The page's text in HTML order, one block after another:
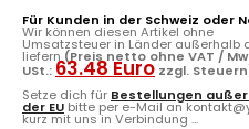
Für Kunden in der Schweiz oder
Wir können diesen Artikel ohne
Umsatzsteuer in Länder außerhalb
liefern(Preis netto ohne VAT /
USt.: 63.48 Euro zzgl.
Setze dich für Bestellungen
der EU bitte per e-Mail an
kurz mit uns in Verbindung ...